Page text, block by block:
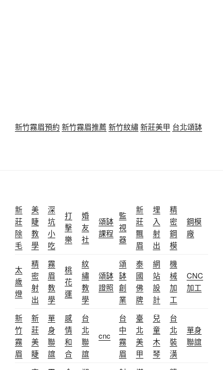
新竹霧眉預約 新竹霧眉推薦 新竹紋繡新莊美甲 台北頌缽
新
莊
除
毛
美
睫
教
學
深
坑
小
吃
打
擊
樂
婚
友
社
頌缽
課程
監
視
器
新
莊
飄
眉
埋
入
射
出
精
密
鋼
模
鋼模
廠
太
歲
燈
精
密
射
出
霧
眉
教
學
桃
花
運
紋
繡
教
學
頌缽
證照
頌
缽
創
業
泰
國
佛
牌
網
站
設
計
機
械
加
工
CNC
加工
新
竹
霧
眉
新
莊
美
睫
單
身
聯
誼
感
情
和
合
台
北
聯
誼
cnc
台
中
霧
眉
臺
北
美
甲
兒
童
木
琴
台
北
裝
潢
單身
聯誼